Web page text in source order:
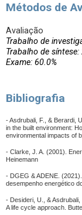
Métodos de
Avaliação
Trabalho de
Trabalho de síntese:
Exame: 60.0%
Bibliografia
- Asdrubali, F., & Berardi,
in the built environment:
environmental impacts of
- Clarke, J. A. (2001).
Heinemann
- DGEG & ADENE.
desempenho energético
- Desideri, U., & Asdrubali,
A life cycle approach.